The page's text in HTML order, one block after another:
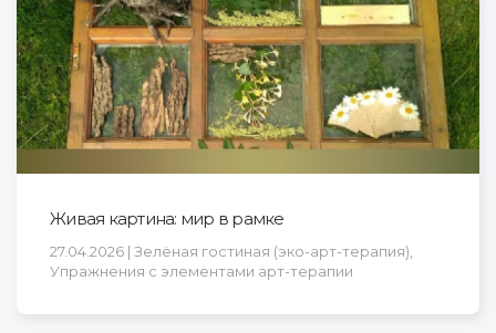
Живая картина: мир в рамке
27.04.2026 | Зелёная гостиная (эко-арт-терапия),
Упражнения с элементами арт-терапии